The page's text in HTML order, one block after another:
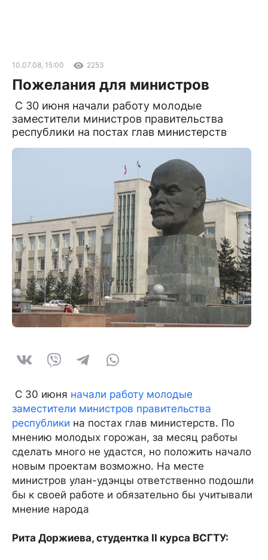
10.07.08, 15:00 2253
Пожелания для министров
С 30 июня начали работу молодые
заместители министров правительства
республики на постах глав министерств
С 30 июня начали работу молодые
заместители министров правительства
республики на постах глав министерств. По
мнению молодых горожан, за месяц работы
сделать много не удастся, но положить начало
новым проектам возможно. На месте
министров улан-удэнцы ответственно подошли
бы к своей работе и обязательно бы учитывали
мнение народа
Рита Доржиева, студентка II курса ВСГТУ: